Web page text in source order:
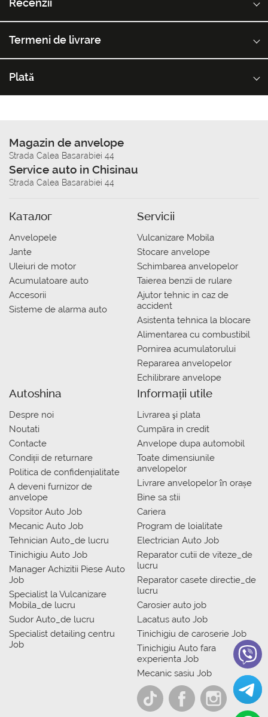
Recenzii
Termeni de livrare
Plată
Magazin de anvelope
Strada Calea Basarabiei 44
Service auto in Chisinau
Strada Calea Basarabiei 44
Каталог
Anvelopele
Jante
Uleiuri de motor
Acumulatoare auto
Accesorii
Sisteme de alarma auto
Servicii
Vulcanizare Mobila
Stocare anvelope
Schimbarea anvelopelor
Taierea benzii de rulare
Ajutor tehnic in caz de
accident
Asistenta tehnica la blocare
Alimentarea cu combustibil
Pornirea acumulatorului
Repararea anvelopelor
Echilibrare anvelope
Autoshina
Despre noi
Noutati
Contacte
Condiții de returnare
Politica de confidențialitate
A deveni furnizor de
anvelope
Vopsitor Auto Job
Mecanic Auto Job
Tehnician Auto_de lucru
Tinichigiu Auto Job
Manager Achizitii Piese Auto
Job
Specialist la Vulcanizare
Mobila_de lucru
Sudor Auto_de lucru
Specialist detailing centru
Job
Informații utile
Livrarea şi plata
Сumpăra in credit
Anvelope dupa automobil
Toate dimensiunile
anvelopelor
Livrare anvelopelor în orașe
Bine sa stii
Cariera
Program de loialitate
Electrician Auto Job
Reparator cutii de viteze_de
lucru
Reparator casete directie_de
lucru
Carosier auto job
Lacatus auto Job
Tinichigiu de caroserie Job
Tinichigiu Auto fara
experienta Job
Mecanic sasiu Job